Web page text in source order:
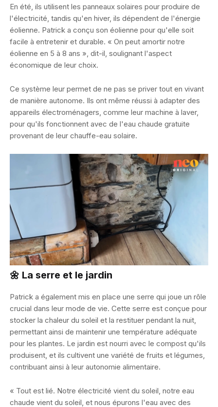
En été, ils utilisent les panneaux solaires pour produire de
l'électricité, tandis qu'en hiver, ils dépendent de l'énergie
éolienne. Patrick a conçu son éolienne pour qu'elle soit
facile à entretenir et durable. « On peut amortir notre
éolienne en 5 à 8 ans », dit-il, soulignant l'aspect
économique de leur choix.
Ce système leur permet de ne pas se priver tout en vivant
de manière autonome. Ils ont même réussi à adapter des
appareils électroménagers, comme leur machine à laver,
pour qu'ils fonctionnent avec de l'eau chaude gratuite
provenant de leur chauffe-eau solaire.
🌼 La serre et le jardin
Patrick a également mis en place une serre qui joue un rôle
crucial dans leur mode de vie. Cette serre est conçue pour
stocker la chaleur du soleil et la restituer pendant la nuit,
permettant ainsi de maintenir une température adéquate
pour les plantes. Le jardin est nourri avec le compost qu'ils
produisent, et ils cultivent une variété de fruits et légumes,
contribuant ainsi à leur autonomie alimentaire.
« Tout est lié. Notre électricité vient du soleil, notre eau
chaude vient du soleil, et nous épurons l'eau avec des